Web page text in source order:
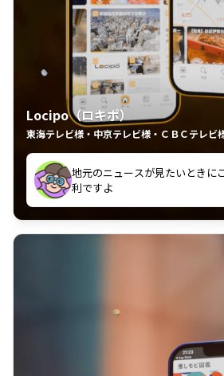
Locipo（ロキポ）
東海テレビ様・中京テレビ様・ＣＢＣテレビ
中京テレビのおもしろ番組が視
れるの嬉しいポイント
いつも利用させていただいてお